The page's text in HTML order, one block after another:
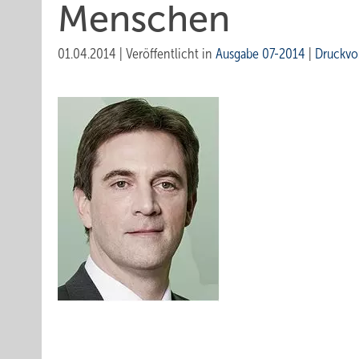
Menschen
01.04.2014 Veröffentlicht in Ausgabe 07-2014